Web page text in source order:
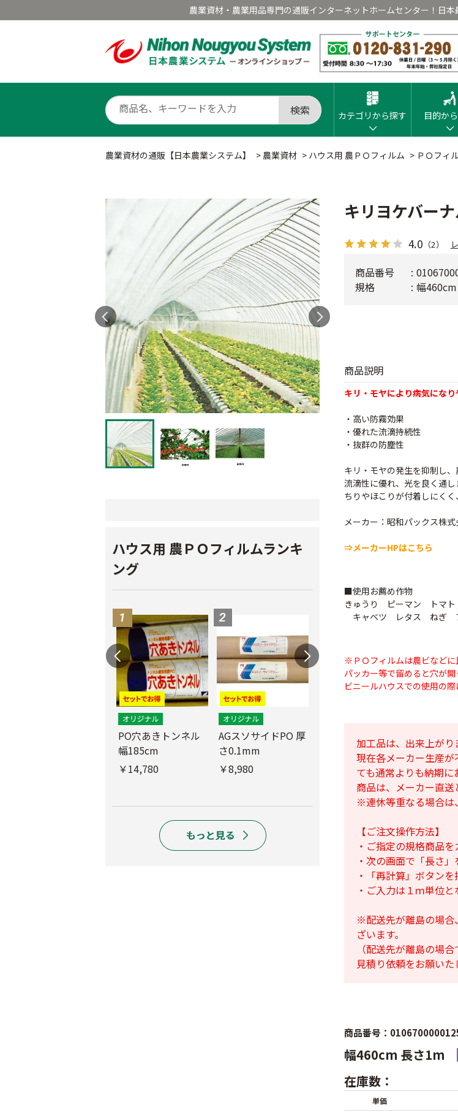
農業資材・農業用品専門の通販インターネットホームセンター！日本
検索 カテゴリから探す 目的か
農業資材の通販【日本農業システム】 > 農業資材 > ハウス用 農ＰＯフィルム > ＰＯフィ
ハウス用 農ＰＯフィルムランキ
ング
PO穴あきトンネル
幅185cm
￥14,780
AGスソサイドPO 厚
さ0.1mm
￥8,980
PO穴あ
幅
￥
キリヨケバー
4.0 （2）
商品説明
キリ・モヤにより病気にな
・高い防霧効果
・優れた流滴持続性
・抜群の防塵性
キリ・モヤの発生を抑制し、
流滴性に優れ、光を良く通し
ちりやほこりが付着しにくく
メーカー：昭和パックス株式
⇒メーカーHPはこちら
■使用お薦め作物
きゅうり ピーマン トマ
キャベツ レタス ねぎ
※ＰＯフィルムは農ビなどに
パッカー等で留めると穴が
ビニールハウスでの使用の際
加工品は、出来上がり
現在各メーカー生産
ても通常よりも納期に
商品は、メーカー直送
※連休等重なる場合は
【ご注文操作方法】
・ご指定の規格商品
・次の画面で「長さ」
・「再計算」ボタン
・ご入力は１ｍ単位と
※配送先が離島の場合
ざいます。
（配送先が離島の場
見積り依頼をお願いた
商品番号
規格
幅
商品番号：
幅460cm 長さ1m
在庫数：
単価